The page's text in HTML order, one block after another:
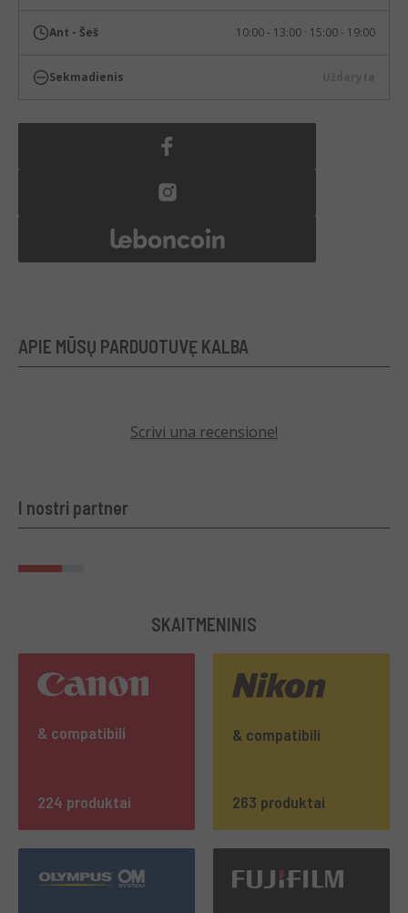
Ant - Šeš 10:00 - 13:00 · 15:00 - 19:00
Sekmadienis
APIE MŪSŲ PARDUOTUVĘ KALBA
Scrivi una recensione!
I nostri partner
SKAITMENINIS
& compatibili
224 produktai
& compatibili
263 produktai